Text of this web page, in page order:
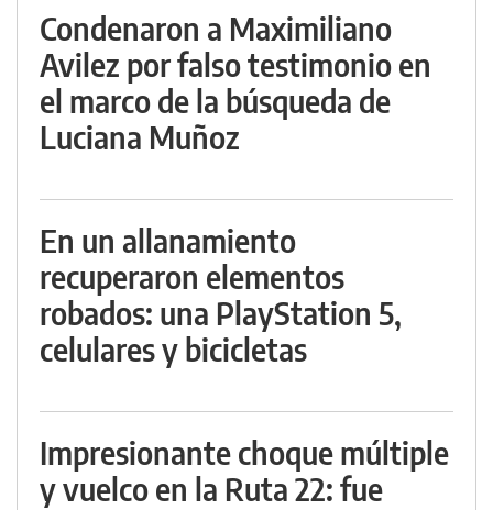
Condenaron a Maximiliano
Avilez por falso testimonio en
el marco de la búsqueda de
Luciana Muñoz
En un allanamiento
recuperaron elementos
robados: una PlayStation 5,
celulares y bicicletas
Impresionante choque múltiple
y vuelco en la Ruta 22: fue